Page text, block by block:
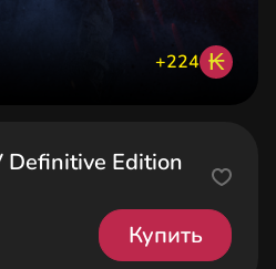
+224 ₭
Edition
Купить